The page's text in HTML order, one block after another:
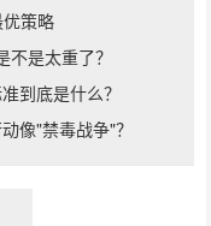
策略
是太重了？
到底是什么？
像"禁毒战争"？